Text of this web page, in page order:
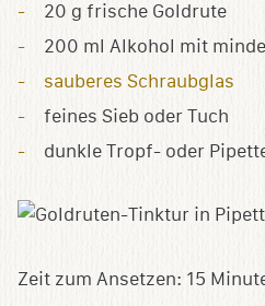
20 g frische Goldrute
200 ml Alkohol mit
sauberes Schraubglas
feines Sieb oder Tuch
dunkle Tropf- oder
Zeit zum Ansetzen: 15